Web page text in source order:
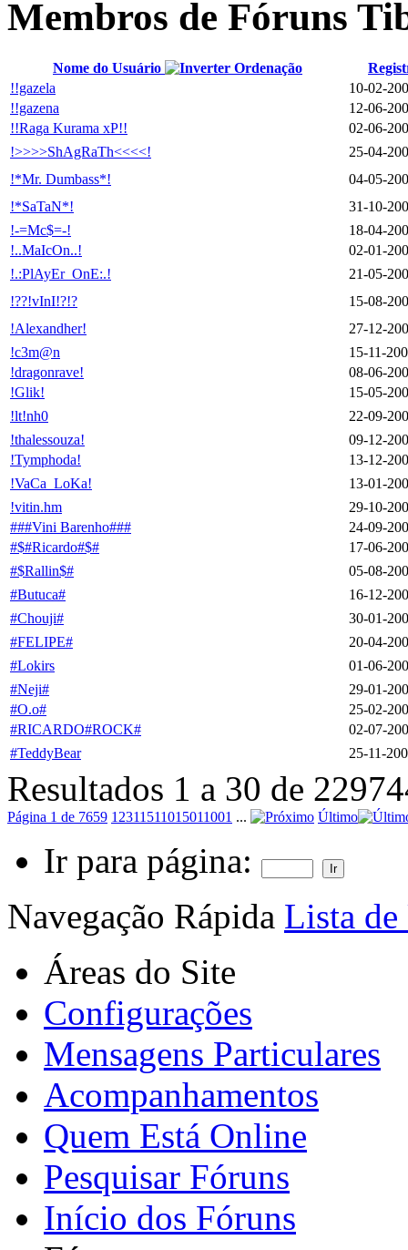
Membros de Fóruns
Nome do Usuário
!!gazela
10-02-
!!gazena
12-06-
!!Raga Kurama xP!!
02-06-
!>>>>ShAgRaTh<<<<!
25-04-
!*Mr. Dumbass*!
04-05-
!*SaTaN*!
31-10-
!-=Mc$=-!
18-04-
!..MaIcOn..!
02-01-
!.:PlAyEr_OnE:.!
21-05-
!??!vInI!?!?
15-08-
!Alexandher!
27-12-
!c3m@n
15-11-
!dragonrave!
08-06-
!Glik!
15-05-
!lt!nh0
22-09-
!thalessouza!
09-12-
!Tymphoda!
13-12-
!VaCa_LoKa!
13-01-
!vitin.hm
29-10-
###Vini Barenho###
24-09-
#$#Ricardo#$#
17-06-
#$Rallin$#
05-08-
#Butuca#
16-12-
#Chouji#
30-01-
#FELIPE#
20-04-
#Lokirs
01-06-
#Neji#
29-01-
#O.o#
25-02-
#RICARDO#ROCK#
02-07-
#TeddyBear
25-11-
Resultados 1 a 30 de
Página 1 de 7659 1 2311 51101 5011001 ... Último
Ir para página:
Navegação Rápida Lista de
Áreas do Site
Configurações
Mensagens Particulares
Acompanhamentos
Quem Está Online
Pesquisar Fóruns
Início dos Fóruns